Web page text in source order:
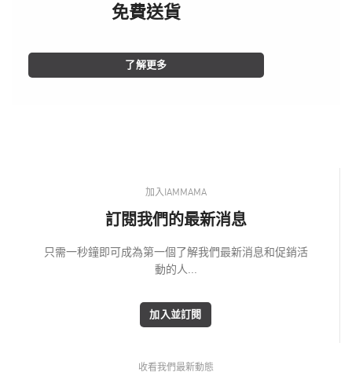
免費送貨
了解更多
加入IAMMAMA
訂閱我們的最新消息
只需一秒鐘即可成為第一個了解我們最新消息和促銷活
動的人...
加入並訂閱
收看我們最新動態